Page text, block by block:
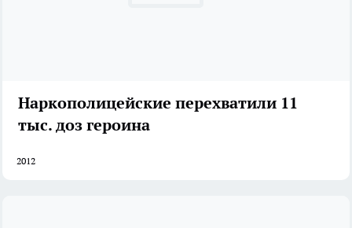
Наркополицейские перехватили 11
тыс. доз героина
2012